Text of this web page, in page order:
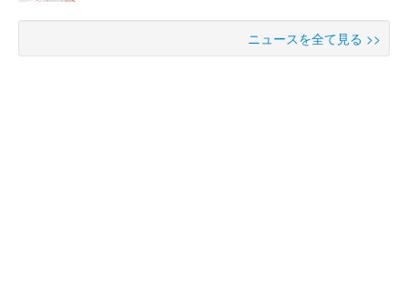
ニュースを全て見る >>